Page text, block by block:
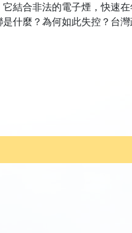
結合非法的電子煙，快速
什麼？為何如此失控？台